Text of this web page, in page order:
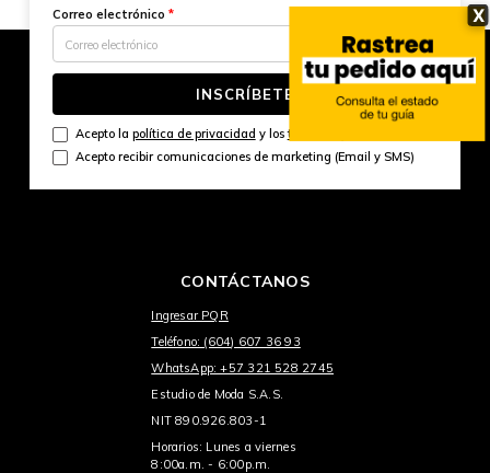
X
Correo electrónico *
INSCRÍBETE
Acepto la política de privacidad y lostérminos y condiciones
Acepto recibir comunicaciones de marketing (Email y SMS)
CONTÁCTANOS
Ingresar PQR
Teléfono: (604) 607 36 93
WhatsApp: +57 321 528 2745
Estudio de Moda S.A.S.
NIT 890.926.803-1
Horarios: Lunes a viernes
8:00a.m. - 6:00p.m.